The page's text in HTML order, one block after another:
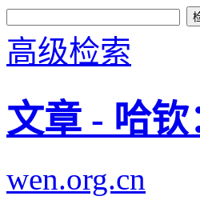
高级检索
文章 - 哈
wen.org.cn